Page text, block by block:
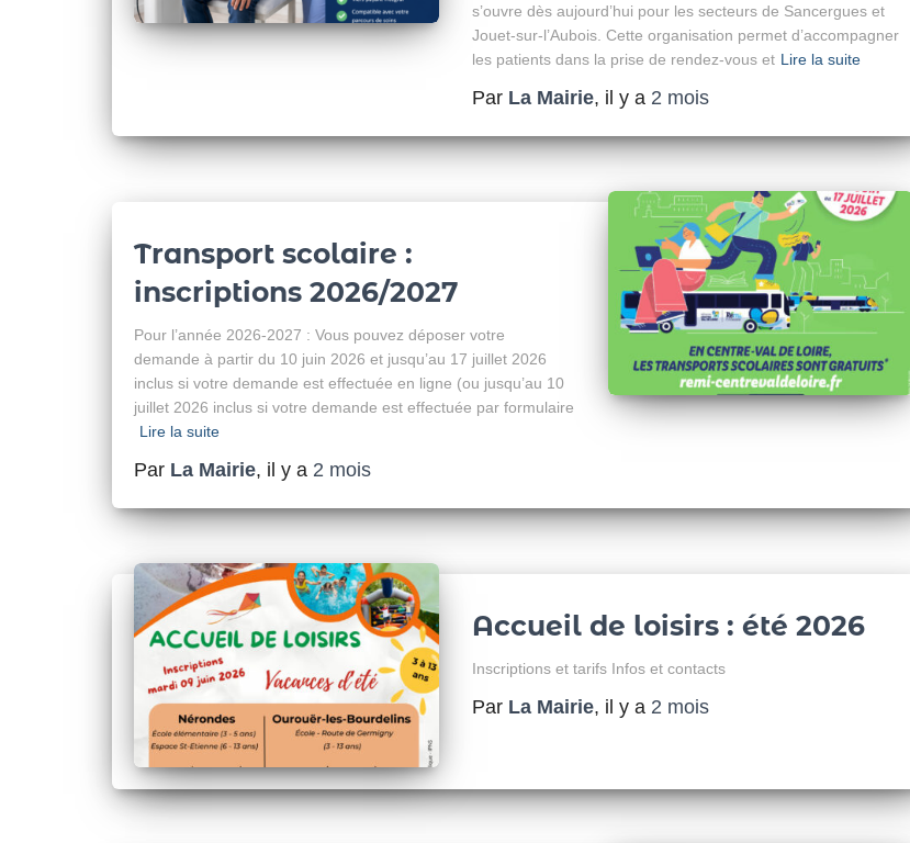
s’ouvre dès aujourd’hui pour les secteurs de Sancergues et
Jouet-sur-l’Aubois. Cette organisation permet d’accompagner
les patients dans la prise de rendez-vous et Lire la suite
Par La Mairie, il y a 2 mois
Transport scolaire :
inscriptions 2026/2027
Pour l’année 2026-2027 : Vous pouvez déposer votre
demande à partir du 10 juin 2026 et jusqu’au 17 juillet 2026
inclus si votre demande est effectuée en ligne (ou jusqu’au 10
juillet 2026 inclus si votre demande est effectuée par formulaire
Lire la suite
Par La Mairie, il y a 2 mois
Accueil de loisirs : été 2026
Inscriptions et tarifs Infos et contacts
Par La Mairie, il y a 2 mois